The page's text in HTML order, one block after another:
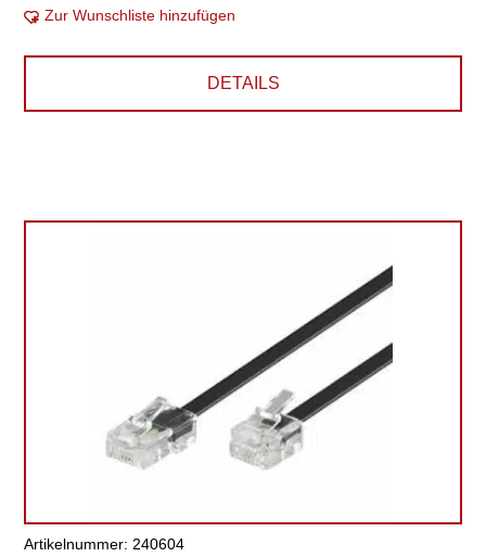
Zur Wunschliste hinzufügen
DETAILS
Artikelnummer: 240604